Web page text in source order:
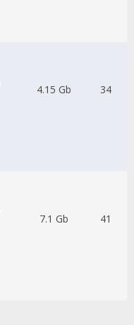
4.15 Gb 34
7.1 Gb 41